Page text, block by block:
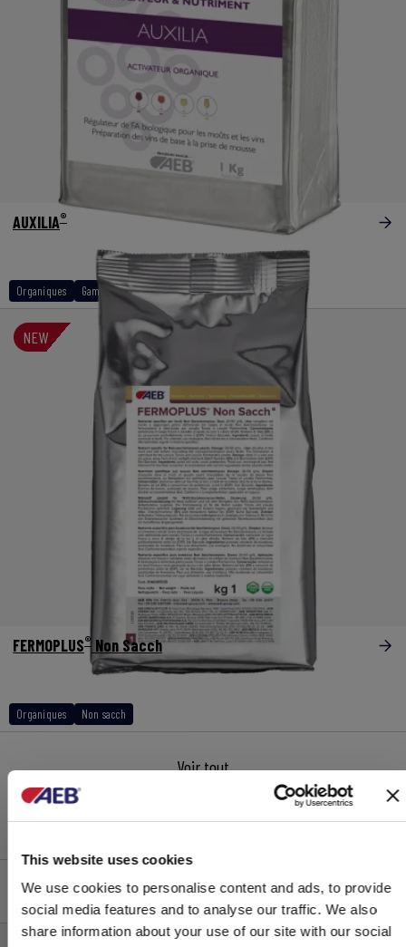
This website uses cookies
We use cookies to personalise content and ads, to provide
social media features and to analyse our traffic. We also
share information about your use of our site with our social
Organiques Gamme biologique
AUXILIA®
NEW
Organiques Non sacch
FERMOPLUS® Non Sacch
Voir tout
CLARIFIANTS